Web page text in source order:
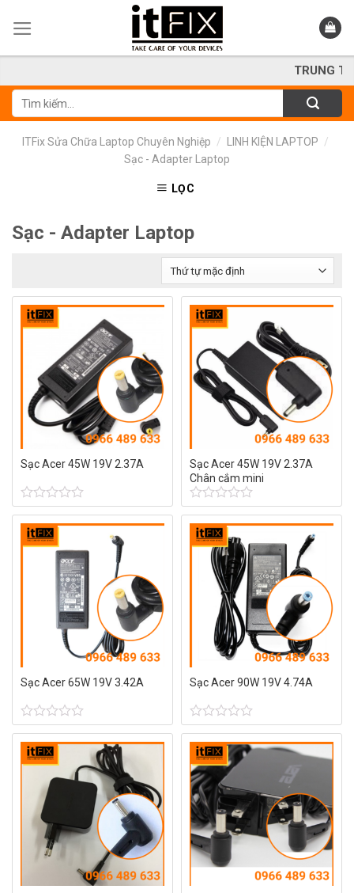
TRUNG TÂM
Tìm
kiếm:
ITFix Sửa Chữa Laptop Chuyên Nghiệp / LINH KIỆN LAPTOP /
Sạc - Adapter Laptop
LỌC
Sạc - Adapter Laptop
Sạc Acer 45W 19V 2.37A
Được
xếp
hạng
0
Sạc Acer 45W 19V 2.37A
Chân cắm mini
Được
xếp
hạng
0
Sạc Acer 65W 19V 3.42A
Được
xếp
hạng
0
Sạc Acer 90W 19V 4.74A
Được
xếp
hạng
0
5
sao